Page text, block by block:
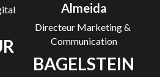
Almeida
Directeur Marketing &
Communication
BAGELSTEIN